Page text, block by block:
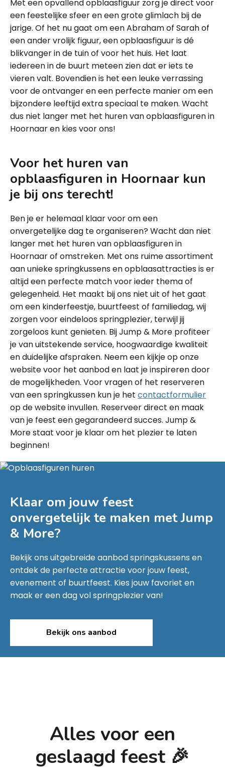
Met een opvallend opblaasfiguur zorg je direct voor
een feestelijke sfeer en een grote glimlach bij de
jarige. Of het nu gaat om een Abraham of Sarah of
een ander vrolijk figuur, een opblaasfiguur is dé
blikvanger in de tuin of voor het huis. Het laat
iedereen in de buurt meteen zien dat er iets te
vieren valt. Bovendien is het een leuke verrassing
voor de ontvanger en een perfecte manier om een
bijzondere leeftijd extra speciaal te maken. Wacht
dus niet langer met het huren van opblaasfiguren in
Hoornaar en kies voor ons!
Voor het huren van
opblaasfiguren in Hoornaar kun
je bij ons terecht!
Ben je er helemaal klaar voor om een
onvergetelijke dag te organiseren? Wacht dan niet
langer met het huren van opblaasfiguren in
Hoornaar of omstreken. Met ons ruime assortiment
aan unieke springkussens en opblaasattracties is er
altijd een perfecte match voor ieder thema of
gelegenheid. Het maakt bij ons niet uit of het gaat
om een kinderfeestje, buurtfeest of familiedag, wij
zorgen voor eindeloos springplezier, terwijl jij
zorgeloos kunt genieten. Bij Jump & More profiteer
je van uitstekende service, hoogwaardige kwaliteit
en duidelijke afspraken. Neem een kijkje op onze
website voor het aanbod en laat je inspireren door
de mogelijkheden. Voor vragen of het reserveren
van een springkussen kun je het contactformulier
op de website invullen. Reserveer direct en maak
van je feest een gegarandeerd succes. Jump &
More staat voor je klaar om het plezier te laten
beginnen!
Klaar om jouw feest
onvergetelijk te maken metJump
& More?
Bekijk ons uitgebreide aanbod springskussens en
ontdek de perfecte attractie voor jouw feest,
evenement of buurtfeest. Kies jouw favoriet en
maak er een dag vol springplezier van!
Bekijk ons aanbod
Alles voor een
geslaagd feest 🎉